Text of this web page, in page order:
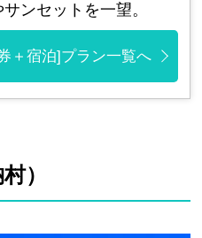
ンセットを一望。
＋宿泊]プラン一覧へ
）